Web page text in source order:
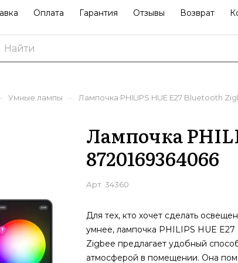
Оплата Гарантия Отзывы Возврат
Умные лампы – Лампочка PHILIPS HUE E27 Bluetooth
Лампочка
8720169364066
Арт. 34360
Для тех, кто хочет сделать
умнее, лампочка PHILIPS HUE
Zigbee предлагает удобный
атмосферой в помещении. Она